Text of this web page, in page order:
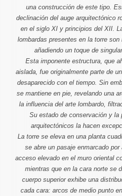
una construcción de este tipo.
declinación del auge arquitectónico
en el siglo XI y principios del XII.
lombardas presentes en la torre son
añadiendo un toque de
Esta imponente estructura, que
aislada, fue originalmente parte de
desaparecido con el tiempo. Sin
se mantiene en pie, revelando una
la influencia del arte lombardo,
Su estado de conservación y la
arquitectónicos la hacen
La torre se eleva en una planta
se abre un pasaje enmarcado
acceso elevado en el muro oriental
mientras que en la cara norte se
cuerpo superior exhibe una
cada cara: arcos de medio punto
base a cómo
se usa la
Experiencia
Para que
nuestra web
funcione lo
mejor posible
durante tu
visita. Si
rechaza estas
cookies,
funcionalidades
desaparecerán
de la web.
Al compartir tus
intereses y